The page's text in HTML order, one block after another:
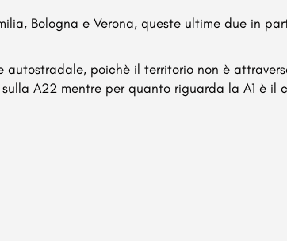
Bologna e Verona, queste ultime due in
poichè il territorio non è
A22 mentre per quanto riguarda la A1 è il